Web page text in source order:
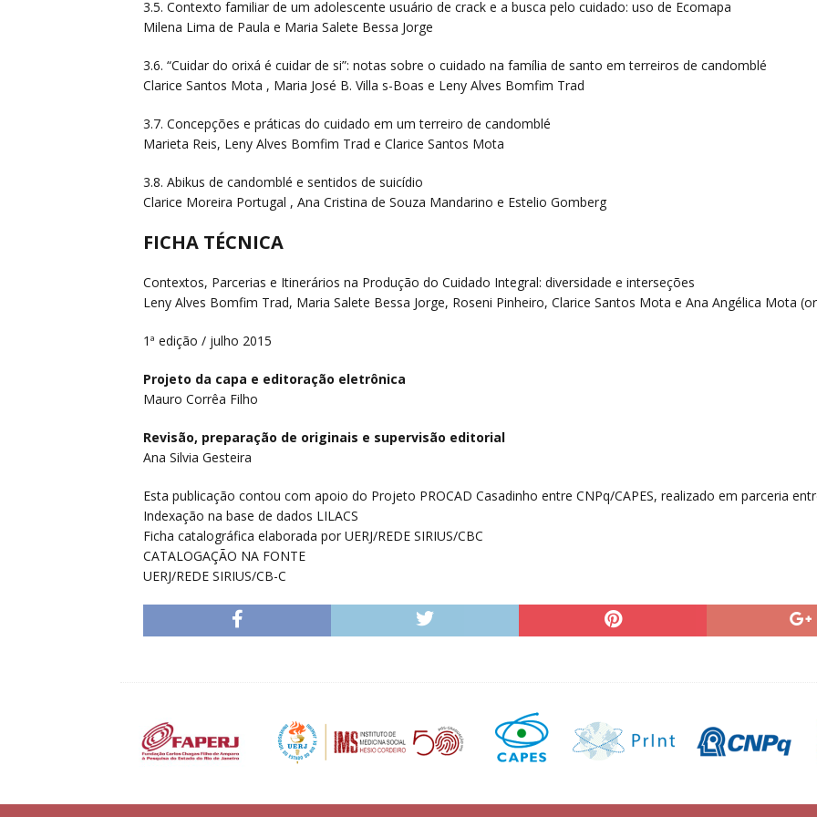
3.5. Contexto familiar de um adolescente usuário de crack e a busca pelo cuidado: uso de Ecomapa
Milena Lima de Paula e Maria Salete Bessa Jorge
3.6. “Cuidar do orixá é cuidar de si”: notas sobre o cuidado na família de santo em terreiros de candomblé
Clarice Santos Mota , Maria José B. Villa s-Boas e Leny Alves Bomfim Trad
3.7. Concepções e práticas do cuidado em um terreiro de candomblé
Marieta Reis, Leny Alves Bomfim Trad e Clarice Santos Mota
3.8. Abikus de candomblé e sentidos de suicídio
Clarice Moreira Portugal , Ana Cristina de Souza Mandarino e Estelio Gomberg
FICHA TÉCNICA
Contextos, Parcerias e Itinerários na Produção do Cuidado Integral: diversidade e interseções
Leny Alves Bomfim Trad, Maria Salete Bessa Jorge, Roseni Pinheiro, Clarice Santos Mota e Ana Angélica Mota
1ª edição / julho 2015
Projeto da capa e editoração eletrônica
Mauro Corrêa Filho
Revisão, preparação de originais e supervisão editorial
Ana Silvia Gesteira
Esta publicação contou com apoio do Projeto PROCAD Casadinho entre CNPq/CAPES, realizado em parceria
Indexação na base de dados LILACS
Ficha catalográfica elaborada por UERJ/REDE SIRIUS/CBC
CATALOGAÇÃO NA FONTE
UERJ/REDE SIRIUS/CB-C